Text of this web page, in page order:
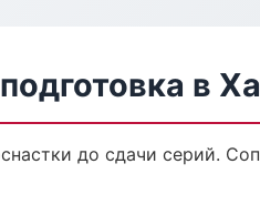
в
до сдачи серий.